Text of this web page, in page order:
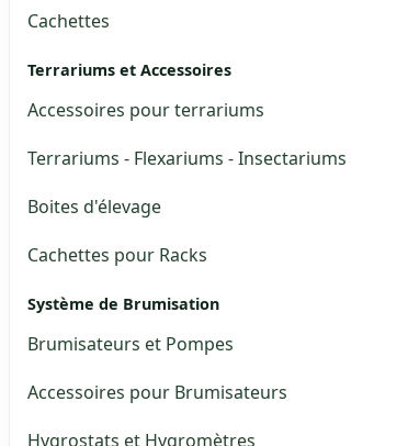
Cachettes
Terrariums et Accessoires
Accessoires pour terrariums
Terrariums - Flexariums - Insectariums
Boites d'élevage
Cachettes pour Racks
Système de Brumisation
Brumisateurs et Pompes
Accessoires pour Brumisateurs
Hygrostats et Hygromètres